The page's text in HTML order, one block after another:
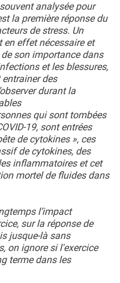
analysée pour
la première réponse du
de stress. Un
effet nécessaire et
son importance dans
et les blessures,
des
durant la
qui sont tombées
19, sont entrées
de cytokines », ces
de cytokines, des
inflammatoires et cet
mortel de fluides dans
l’impact
sur la réponse de
jusque-là sans
on ignore si l'exercice
terme dans les